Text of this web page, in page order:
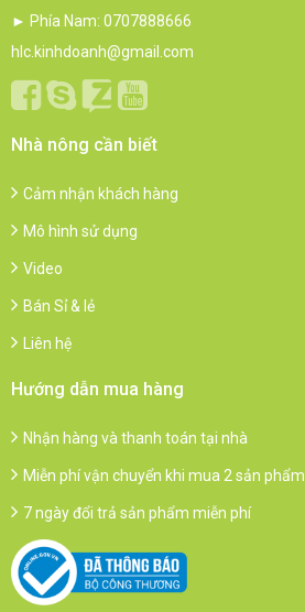
► Phía Nam: 0707888666
hlc.kinhdoanh@gmail.com
Nhà nông cần biết
Cảm nhận khách hàng
Mô hình sử dụng
Video
Bán Sỉ & lẻ
Liên hệ
Hướng dẫn mua hàng
Nhận hàng và thanh toán tại nhà
Miễn phí vận chuyển khi mua 2 sản phẩm
7 ngày đổi trả sản phẩm miễn phí